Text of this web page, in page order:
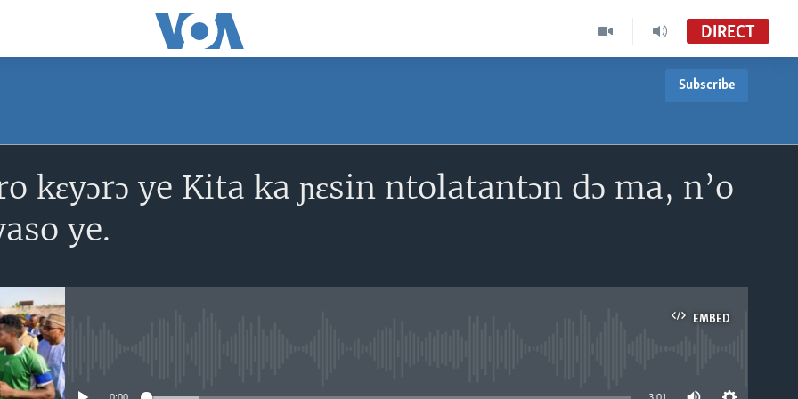
DIRECT
Subscribe
S'abonner
kɛyɔrɔ ye Kita ka ɲɛsin ntolatantɔn dɔ ma, n’o
ye.
EMBED